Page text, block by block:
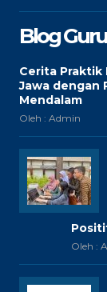
Blog Guru
Cerita Praktik
Jawa dengan
Mendalam
Oleh : Admin
Oleh :